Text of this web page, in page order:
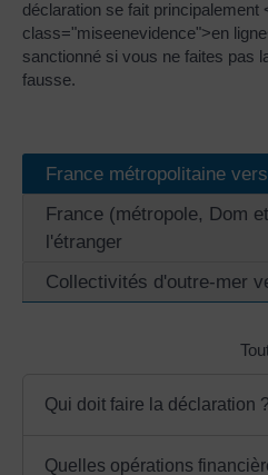
déclaration se fait principalement
class="miseenevidence">en
sanctionné si vous ne faites pas
fausse.
France métropolitaine
France (métropole, Dom
l'étranger
Collectivités d'outre-mer
Qui doit faire la déclaration ?
Quelles opérations